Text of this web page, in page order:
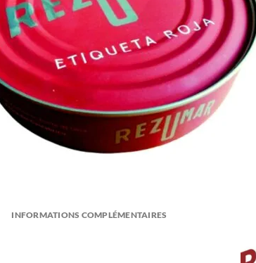
INFORMATIONS COMPLÉMENTAIRES